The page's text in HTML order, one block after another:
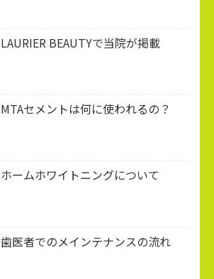
LAURIER BEAUTYで当院が掲載
MTAセメントは何に使われるの？
ホームホワイトニングについて
歯医者でのメインテナンスの流れ